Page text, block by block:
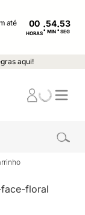
até
00
HORAS: MIN : SEG
aqui!